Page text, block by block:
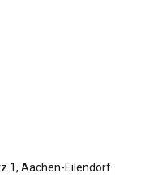
1, Aachen-Eilendorf